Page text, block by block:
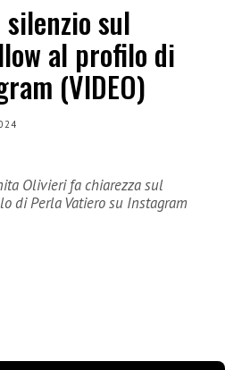
sul
al profilo di
(VIDEO)
Olivieri fa chiarezza sul
di Perla Vatiero su Instagram